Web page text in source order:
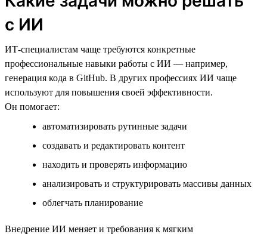
с ИИ
ИТ-специалистам чаще требуются конкретные
профессиональные навыки работы с ИИ — например,
генерация кода в GitHub. В других профессиях ИИ чаще
используют для повышения своей эффективности.
Он помогает:
автоматизировать рутинные задачи
создавать и редактировать контент
находить и проверять информацию
анализировать и структурировать массивы данных
облегчать планирование
Внедрение ИИ меняет и требования к мягким